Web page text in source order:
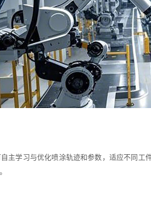
主学习与优化喷涂轨迹和参数，适应不同